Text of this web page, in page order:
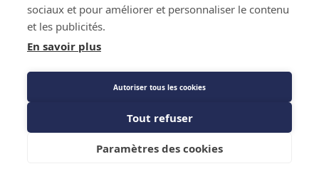
sociaux et pour améliorer et personnaliser le contenu
et les publicités.
En savoir plus
Autoriser tous les cookies
Tout refuser
Paramètres des cookies